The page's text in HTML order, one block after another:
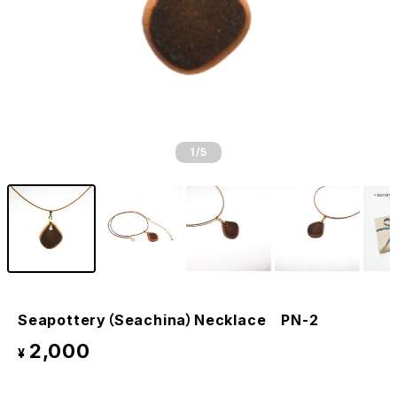
1 /5
Seapottery（Seachina）Necklace PN-2
¥ 2,000